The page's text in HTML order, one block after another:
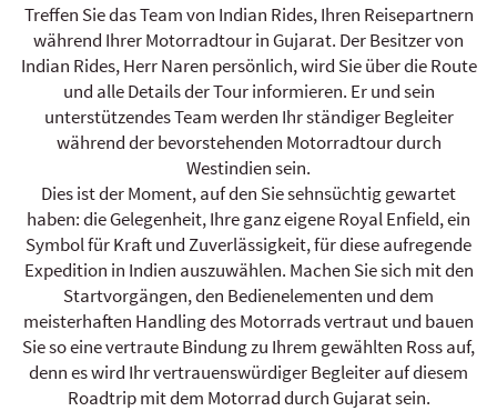
Treffen Sie das Team von Indian Rides, Ihren Reisepartnern
während Ihrer Motorradtour in Gujarat. Der Besitzer von
Indian Rides, Herr Naren persönlich, wird Sie über die Route
und alle Details der Tour informieren. Er und sein
unterstützendes Team werden Ihr ständiger Begleiter
während der bevorstehenden Motorradtour durch
Westindien sein.
Dies ist der Moment, auf den Sie sehnsüchtig gewartet
haben: die Gelegenheit, Ihre ganz eigene Royal Enfield, ein
Symbol für Kraft und Zuverlässigkeit, für diese aufregende
Expedition in Indien auszuwählen. Machen Sie sich mit den
Startvorgängen, den Bedienelementen und dem
meisterhaften Handling des Motorrads vertraut und bauen
Sie so eine vertraute Bindung zu Ihrem gewählten Ross auf,
denn es wird Ihr vertrauenswürdiger Begleiter auf diesem
Roadtrip mit dem Motorrad durch Gujarat sein.